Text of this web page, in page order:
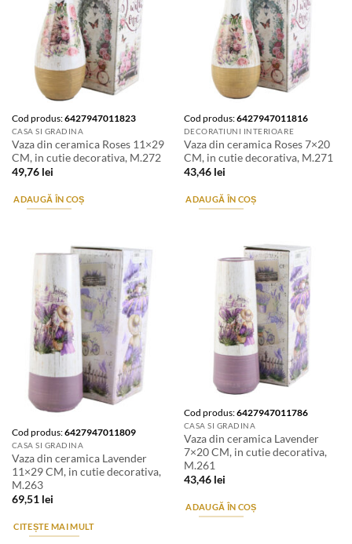
Cod produs:6427947011823
CASA SI GRADINA
Vaza din ceramica Roses 11×29
CM, in cutie decorativa, M.272
49,76 lei
ADAUGĂ ÎN COȘ
Cod produs:6427947011816
DECORATIUNI INTERIOARE
Vaza din ceramica Roses 7×20
CM, in cutie decorativa, M.271
43,46 lei
ADAUGĂ ÎN COȘ
Stoc epuizat
Cod produs:6427947011809
CASA SI GRADINA
Vaza din ceramica Lavender
11×29 CM, in cutie decorativa,
M.263
69,51 lei
CITEȘTE MAI MULT
Cod produs:6427947011786
CASA SI GRADINA
Vaza din ceramica Lavender
7×20 CM, in cutie decorativa,
M.261
43,46 lei
ADAUGĂ ÎN COȘ